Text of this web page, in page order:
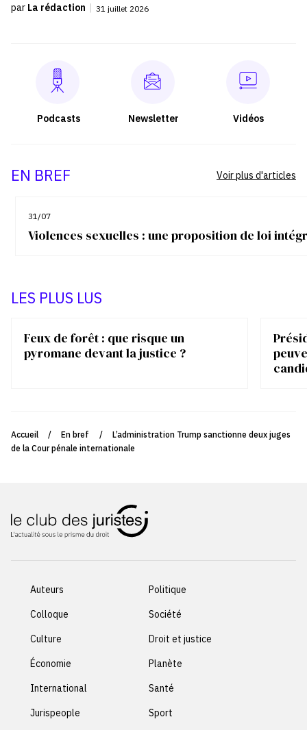
par La rédaction 31 juillet 2026
Podcasts Newsletter Vidéos
EN BREF
31/07
Violences sexuelles : une proposition de loi
Voir plus d'articles
LES PLUS LUS
Feux de forêt : que risque un
pyromane devant la justice ?
Accueil / En bref /
L’administration Trump sanctionne deux juges
de la Cour pénale internationale
Auteurs
Colloque
Culture
Économie
International
Jurispeople
Politique
Société
Droit et justice
Planète
Santé
Sport